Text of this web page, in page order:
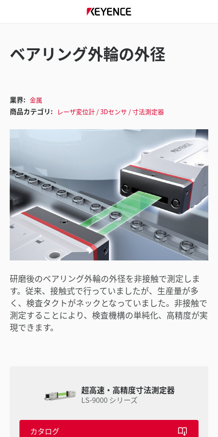
ベアリング外輪の外径
業界: 金属
商品カテゴリ: レーザ変位計 / 3Dセンサ / 寸法測定器
研磨後のベアリング外輪の外径を非接触で測定しま
す。従来、接触式で行っていましたが、生産量が多
く、検査タクトがネックとなっていました。非接触で
測定することにより、検査機構の単純化、高精度が実
現できます。
超高速・高精度寸法測定器
LS-9000 シリーズ
カタログ